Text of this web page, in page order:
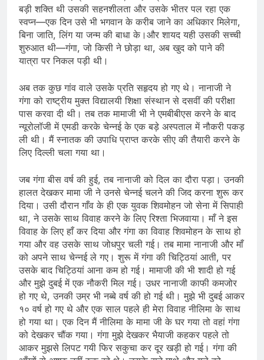
बड़ी शक्ति थी उसकी सहनशीलता और उसके भीतर पल रहा एक
स्वप्न—एक दिन उसे भी भगवान के करीब जाने का अधिकार मिलेगा,
बिना जाति, लिंग या जन्म की बाधा के।और शायद यही उसकी सच्ची
शुरुआत थी—गंगा, जो किसी ने छोड़ा था, अब खुद को पाने की
यात्रा पर निकल पड़ी थी।
अब तक कुछ गांव वाले उसके प्रति सहृदय हो गए थे। नानाजी ने
गंगा को राष्ट्रीय मुक्त विद्यालयी शिक्षा संस्थान से दसवीं की परीक्षा
पास करवा दी थी। तब तक मामाजी भी ने एमबीबीएस करने के बाद
न्यूरोलॉजी में एमडी करके चेन्नई के एक बड़े अस्पताल में नौकरी पकड़
ली थी। मैं स्नातक की उपाधि प्राप्त करके सीए की तैयारी करने के
लिए दिल्ली चला गया था।
जब गंगा बीस वर्ष की हुई, तब नानाजी को दिल का दौरा पड़ा। उनकी
हालत देखकर मामा जी ने उनसे चेन्नई चलने की जिद करना शुरू कर
दिया। उसी दौरान गाँव के ही एक युवक शिवमोहन जो सेना में सिपाही
था, ने उसके साथ विवाह करने के लिए रिश्ता भिजवाया। माँ ने इस
विवाह के लिए हाँ कर दिया और गंगा का विवाह शिवमोहन के साथ हो
गया और वह उसके साथ जोधपुर चली गई। तब मामा नानाजी और माँ
को अपने साथ चेन्नई ले गए। शुरू में गंगा की चिट्ठियां आती, पर
उसके बाद चिट्ठियां आना कम हो गई। मामाजी की भी शादी हो गई
और मुझे दुबई में एक नौकरी मिल गई। उधर नानाजी काफी कमजोर
हो गए थे, उनकी उम्र भी नब्बे वर्ष की हो गई थी। मुझे भी दुबई आकर
१० वर्ष हो गए थे और एक साल पहले ही मेरा विवाह नीलिमा के साथ
हो गया था। एक दिन मैं नीलिमा के मामा जी के घर गया तो वहां गंगा
को देखकर चौंक गया। गंगा मुझे देखकर भैयाजी कहकर पहले तो
आकर मुझसे लिपट गयी फिर सकुचा कर दूर खड़ी हो गई। गंगा की